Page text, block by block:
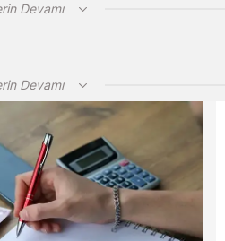
Devamı
Devamı